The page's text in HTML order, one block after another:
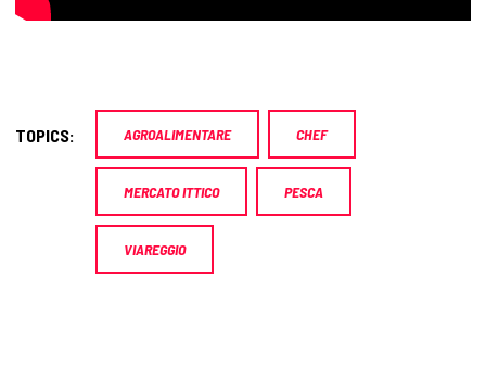
TOPICS: AGROALIMENTARE CHEF
MERCATO ITTICO PESCA
VIAREGGIO